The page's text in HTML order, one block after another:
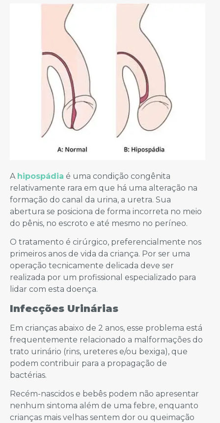
A hipospádia é uma condição congênita
relativamente rara em que há uma alteração na
formação do canal da urina, a uretra. Sua
abertura se posiciona de forma incorreta no meio
do pênis, no escroto e até mesmo no períneo.
O tratamento é cirúrgico, preferencialmente nos
primeiros anos de vida da criança. Por ser uma
operação tecnicamente delicada deve ser
realizada por um profissional especializado para
lidar com esta doença.
Infecções Urinárias
Em crianças abaixo de 2 anos, esse problema está
frequentemente relacionado a malformações do
trato urinário (rins, ureteres e/ou bexiga), que
podem contribuir para a propagação de
bactérias.
Recém-nascidos e bebês podem não apresentar
nenhum sintoma além de uma febre, enquanto
crianças mais velhas sentem dor ou queimação